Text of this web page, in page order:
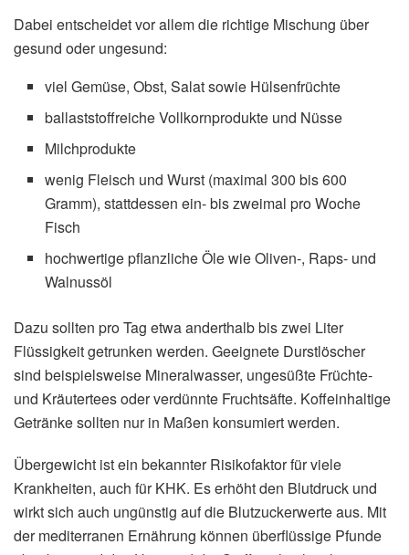
Dabei entscheidet vor allem die richtige Mischung über
gesund oder ungesund:
viel Gemüse, Obst, Salat sowie Hülsenfrüchte
ballaststoffreiche Vollkornprodukte und Nüsse
Milchprodukte
wenig Fleisch und Wurst (maximal 300 bis 600
Gramm), stattdessen ein- bis zweimal pro Woche
Fisch
hochwertige pflanzliche Öle wie Oliven-, Raps- und
Walnussöl
Dazu sollten pro Tag etwa anderthalb bis zwei Liter
Flüssigkeit getrunken werden. Geeignete Durstlöscher
sind beispielsweise Mineralwasser, ungesüßte Früchte-
und Kräutertees oder verdünnte Fruchtsäfte. Koffeinhaltige
Getränke sollten nur in Maßen konsumiert werden.
Übergewicht ist ein bekannter Risikofaktor für viele
Krankheiten, auch für KHK. Es erhöht den Blutdruck und
wirkt sich auch ungünstig auf die Blutzuckerwerte aus. Mit
der mediterranen Ernährung können überflüssige Pfunde